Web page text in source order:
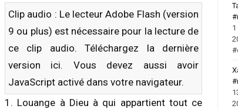
Clip audio : Le lecteur Adobe Flash (version
9 ou plus) est nécessaire pour la lecture de
ce clip audio. Téléchargez la dernière
version ici. Vous devez aussi avoir
JavaScript activé dans votre navigateur.
1. Louange à Dieu à qui appartient tout ce